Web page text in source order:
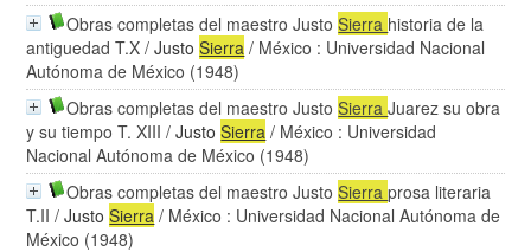
Obras completas del maestro JustoSierra historia de la
antiguedad T.X /JustoSierra / México : Universidad Nacional
Autónoma de México (1948)
Obras completas del maestro JustoSierraJuarez su obra
y su tiempo T. XIII /JustoSierra / México : Universidad
Nacional Autónoma de México (1948)
Obras completas del maestro JustoSierraprosa literaria
T.II /JustoSierra / México : Universidad Nacional Autónoma de
México (1948)